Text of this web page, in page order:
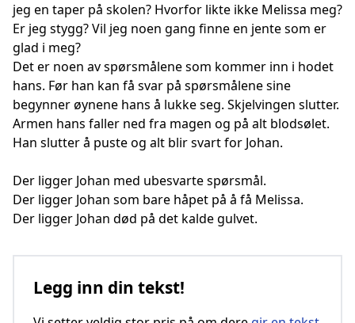
jeg en taper på skolen? Hvorfor likte ikke Melissa meg?
Er jeg stygg? Vil jeg noen gang finne en jente som er
glad i meg?
Det er noen av spørsmålene som kommer inn i hodet
hans. Før han kan få svar på spørsmålene sine
begynner øynene hans å lukke seg. Skjelvingen slutter.
Armen hans faller ned fra magen og på alt blodsølet.
Han slutter å puste og alt blir svart for Johan.
Der ligger Johan med ubesvarte spørsmål.
Der ligger Johan som bare håpet på å få Melissa.
Der ligger Johan død på det kalde gulvet.
Legg inn din tekst!